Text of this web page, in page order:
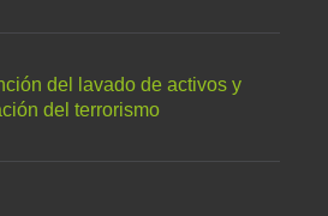
del lavado de activos y
del terrorismo